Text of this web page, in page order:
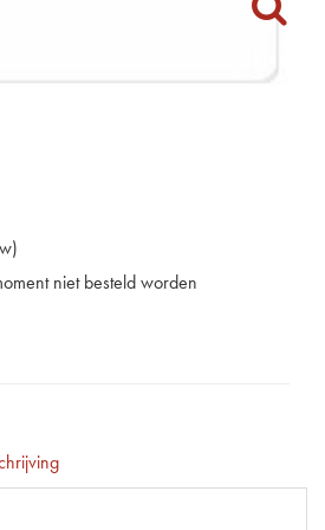
)
niet besteld worden